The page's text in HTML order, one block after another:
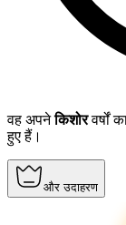
वह अपनेकिशोरवर्षों
हुए हैं।
और उदाहरण